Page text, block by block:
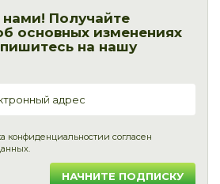
нами! Получайте
основных изменениях
на нашу
конфиденциальностии согласен
НАЧНИТЕ ПОДПИСКУ